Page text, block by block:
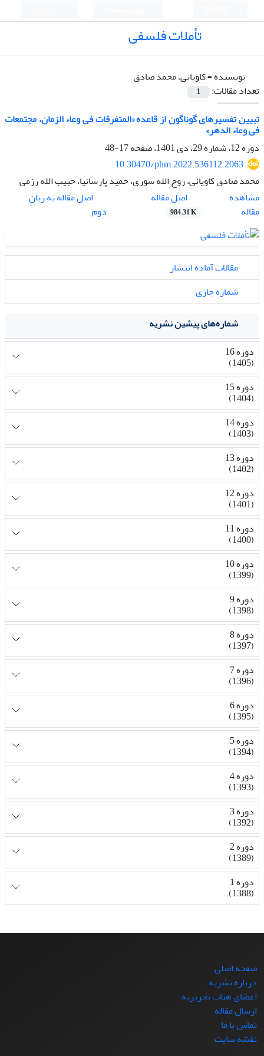
تأملات فلسفی
نویسنده =کاویانی، محمد صادق
تعداد مقالات:
1
تبیین تفسیرهای گوناگون از قاعده «المتفرقات فی وعاء الزمان، مجتمعات
فی وعاء الدهر»
دوره 12، شماره 29، دی 1401، صفحه
17-48
10.30470/phm.2022.536112.2063
محمد صادق کاویانی، روح الله سوری، حمید پارسانیا، حبیب الله رزمی
مشاهده
مقاله
اصل مقاله
984.31 K
اصل مقاله به زبان
دوم
مقالات آماده انتشار
شماره جاری
شماره‌های پیشین نشریه
دوره 16
(1405)
دوره 15
(1404)
دوره 14
(1403)
دوره 13
(1402)
دوره 12
(1401)
دوره 11
(1400)
دوره 10
(1399)
دوره 9
(1398)
دوره 8
(1397)
دوره 7
(1396)
دوره 6
(1395)
دوره 5
(1394)
دوره 4
(1393)
دوره 3
(1392)
دوره 2
(1389)
دوره 1
(1388)
صفحه اصلی
درباره نشریه
اعضای هیات تحریریه
ارسال مقاله
تماس با ما
نقشه سایت